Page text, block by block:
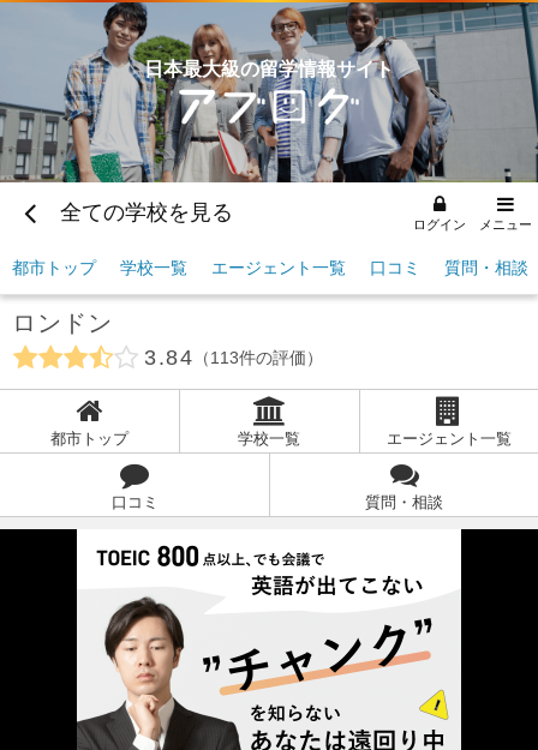
日本最大級の留学情報サイト
全ての学校を見る ログイン メニュー
都市トップ 学校一覧 エージェント一覧 口コミ 質問・相談
ロンドン
3.84 113件の評価
都市トップ 学校一覧 エージェント一覧
口コミ 質問・相談